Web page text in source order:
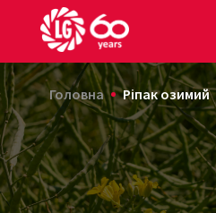
Головна Ріпак озимий